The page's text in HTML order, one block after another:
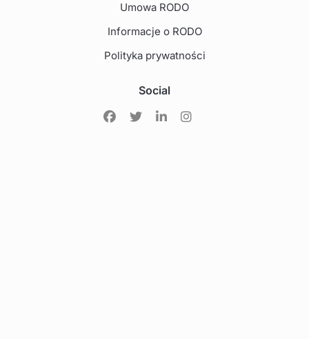
Umowa RODO
Informacje o RODO
Polityka prywatności
Social